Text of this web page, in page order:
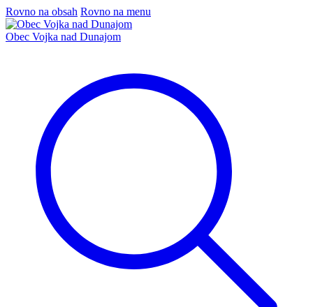
Rovno na obsah Rovno na menu
Obec Vojka nad Dunajom